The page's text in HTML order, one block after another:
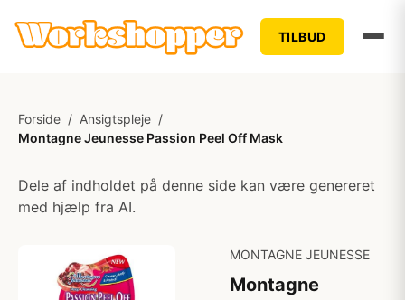
TILBUD
Forside / Ansigtspleje /
Montagne Jeunesse Passion Peel Off Mask
Dele af indholdet på denne side kan være genereret
med hjælp fra AI.
MONTAGNE JEUNESSE
Montagne